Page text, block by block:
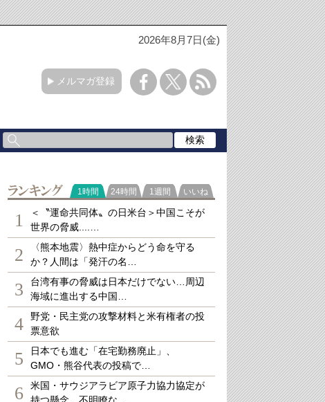
2026年8月7日(金)
メルマガ登録
ランキング
1時間 24時間 1週間 いいね
1
＜〝運命共同体〟の日米台＞中国こそが
世界の脅威....…
2
〈熊本地震〉熱中症からどう命を守る
か？人間は「発汗の名…
3
台湾有事の脅威は日本だけでない…周辺
海域に進出する中国…
4
野党・民主党の攻撃材料と米有権者の投
票意欲
5
日本でも進む「在宅勤務廃止」、
GMO・熊谷代表の投稿で…
6
米国・サウジアラビア原子力協力協定が